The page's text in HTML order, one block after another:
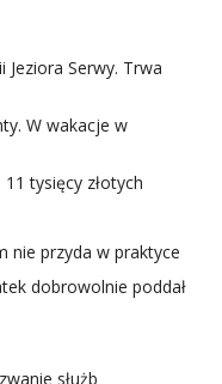
Serwy. Trwa
W wakacje w
tysięcy złotych
nie przyda w praktyce
dobrowolnie poddał
służb